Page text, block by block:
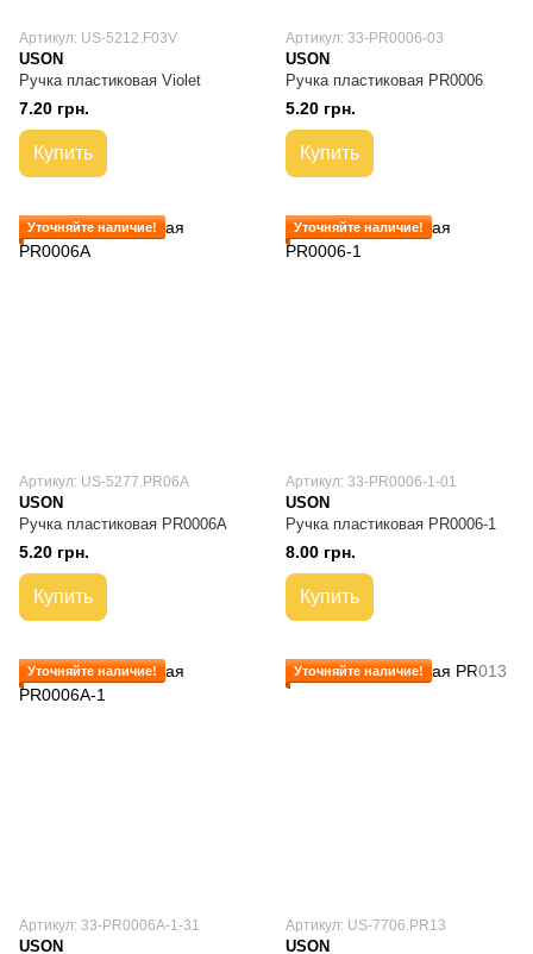
Артикул: US-5212.F03V
USON
Ручка пластиковая Violet
7.20 грн.
Купить
Артикул: 33-PR0006-03
USON
Ручка пластиковая PR0006
5.20 грн.
Купить
Уточняйте наличие!
Артикул: US-5277.PR06А
USON
Ручка пластиковая PR0006А
5.20 грн.
Купить
Уточняйте наличие!
Артикул: 33-PR0006-1-01
USON
Ручка пластиковая PR0006-1
8.00 грн.
Купить
Уточняйте наличие!
Артикул: 33-PR0006A-1-31
USON
Уточняйте наличие!
Артикул: US-7706.PR13
USON